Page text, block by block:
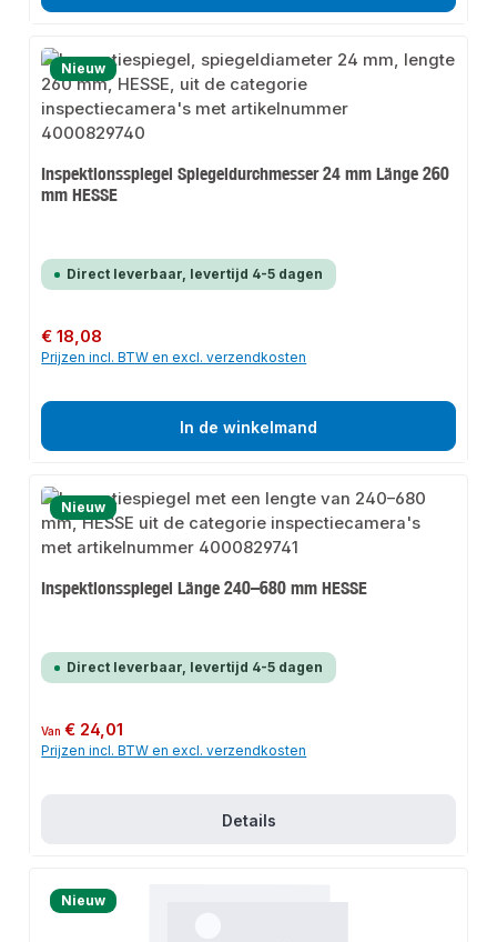
Nieuw
Inspektionsspiegel Spiegeldurchmesser 24 mm Länge 260
mm HESSE
Direct leverbaar, levertijd 4-5 dagen
Normale prijs:
€ 18,08
Prijzen incl. BTW en excl. verzendkosten
In de winkelmand
Nieuw
Inspektionsspiegel Länge 240–680 mm HESSE
Direct leverbaar, levertijd 4-5 dagen
Normale prijs:
Van€ 24,01
Prijzen incl. BTW en excl. verzendkosten
Details
Nieuw